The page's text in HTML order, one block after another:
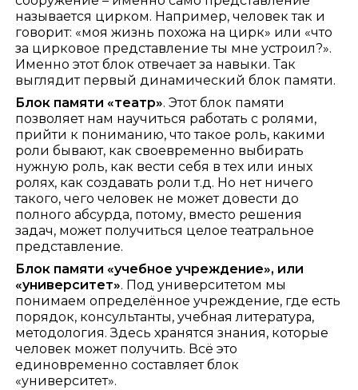
называется цирком. Например, человек так и
говорит: «моя жизнь похожа на цирк» или «что
за цирковое представление ты мне устроил?».
Именно этот блок отвечает за навыки. Так
выглядит первый динамический блок памяти.
Блок памяти «театр». Этот блок памяти
позволяет нам научиться работать с ролями,
прийти к пониманию, что такое роль, какими
роли бывают, как своевременно выбирать
нужную роль, как вести себя в тех или иных
ролях, как создавать роли т.д. Но нет ничего
такого, чего человек не может довести до
полного абсурда, потому, вместо решения
задач, может получиться целое театральное
представление.
Блок памяти «учебное учреждение», или
«университет». Под университетом мы
понимаем определённое учреждение, где есть
порядок, консультанты, учебная литература,
методология. Здесь хранятся знания, которые
человек может получить. Всё это
единовременно составляет блок
«университет».